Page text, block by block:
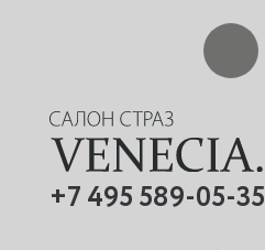
+7 495 589-05-35